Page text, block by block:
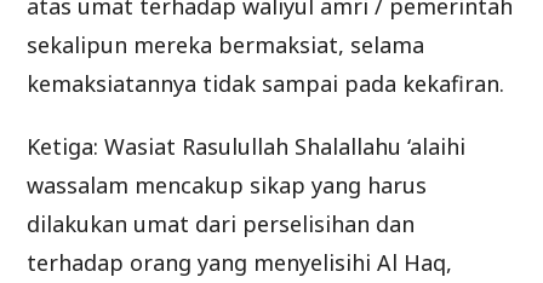
atas umat terhadap waliyul amri / pemerintah
sekalipun mereka bermaksiat, selama
kemaksiatannya tidak sampai pada kekafiran.
Ketiga: Wasiat Rasulullah Shalallahu ‘alaihi
wassalam mencakup sikap yang harus
dilakukan umat dari perselisihan dan
terhadap orang yang menyelisihi Al Haq,